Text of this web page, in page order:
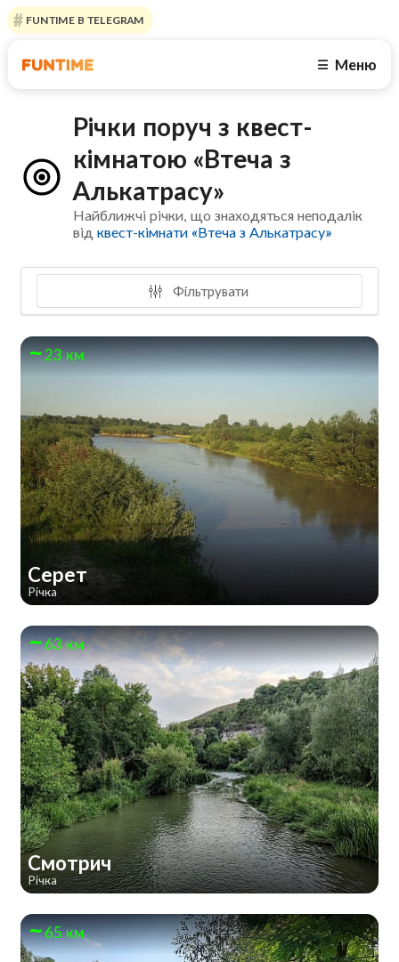
FUNTIME В TELEGRAM
☰ Меню
Річки поруч з квест-
кімнатою «Втеча з
Алькатрасу»
Найближчі річки, що знаходяться неподалік
відквест-кімнати «Втеча з Алькатрасу»
Фільтрувати
23 км
Серет
Річка
63 км
Смотрич
Річка
65 км